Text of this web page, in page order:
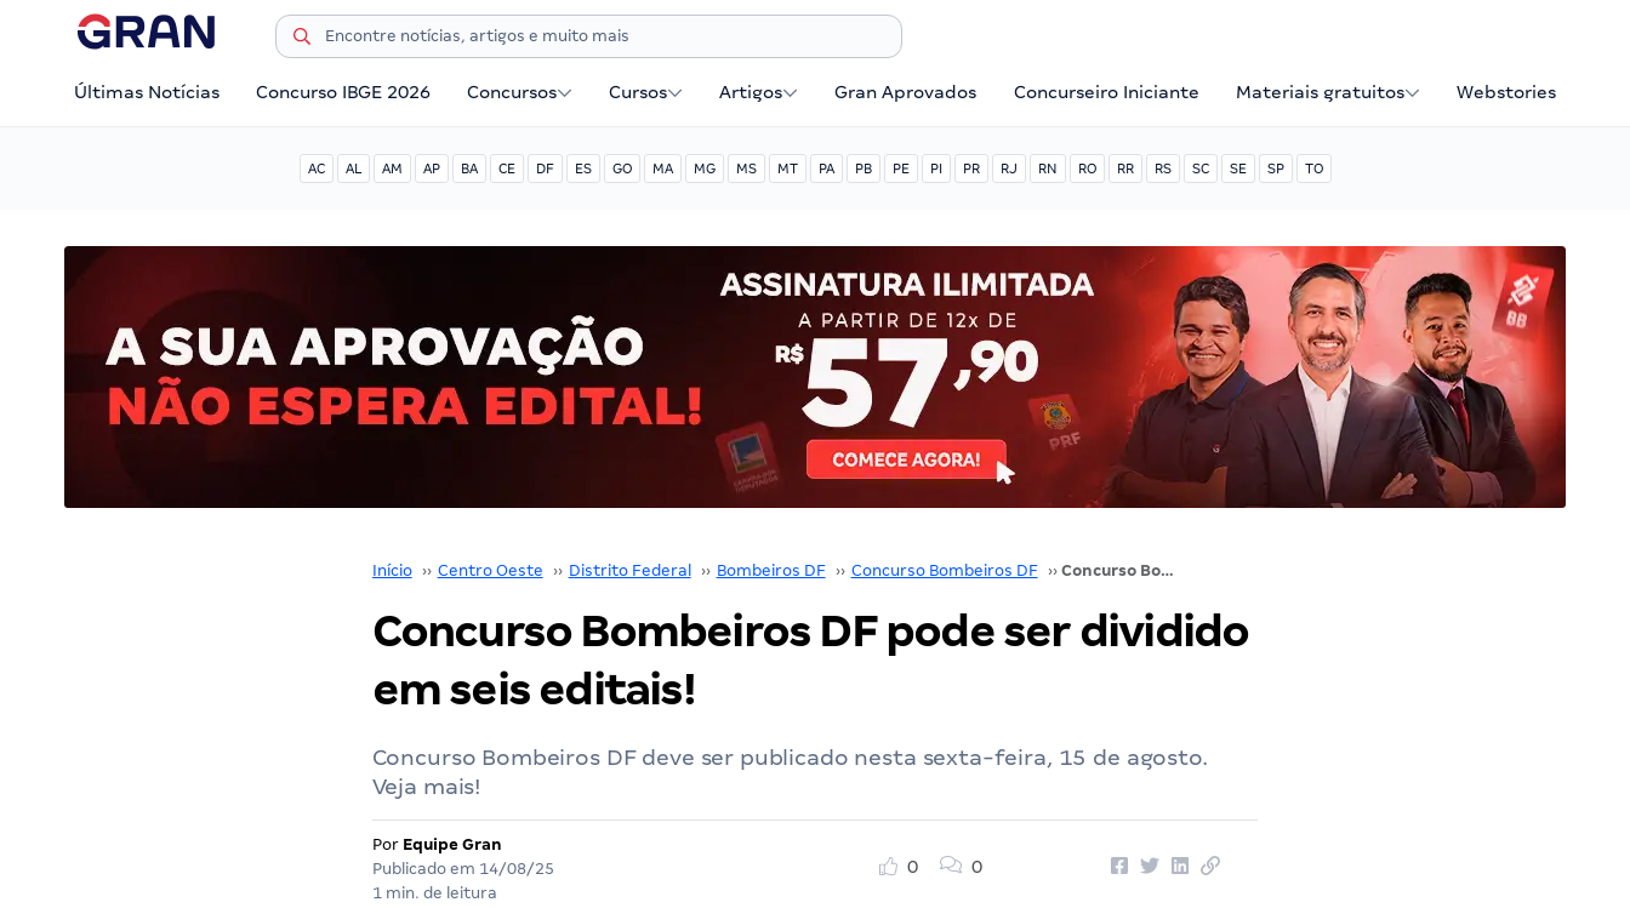
Últimas Notícias Concurso IBGE 2026 Concursos Cursos Artigos Gran Aprovados Concurseiro Iniciante Materiais gratuitos Webstories
AC AL AM AP BA CE DF ES GO MA MG MS MT PA PB PE PI PR RJ RN RO RR RS SC SE SP TO
Início ›› Centro Oeste ›› Distrito Federal ›› Bombeiros DF ›› Concurso Bombeiros DF ›› Concurso Bombeiros DF pode ser dividido em seis editais!
Concurso Bombeiros DF pode ser dividido
em seis editais!
Concurso Bombeiros DF deve ser publicado nesta sexta-feira, 15 de agosto.
Veja mais!
Por Equipe Gran
Publicado em 14/08/25
1 min. de leitura
0 0